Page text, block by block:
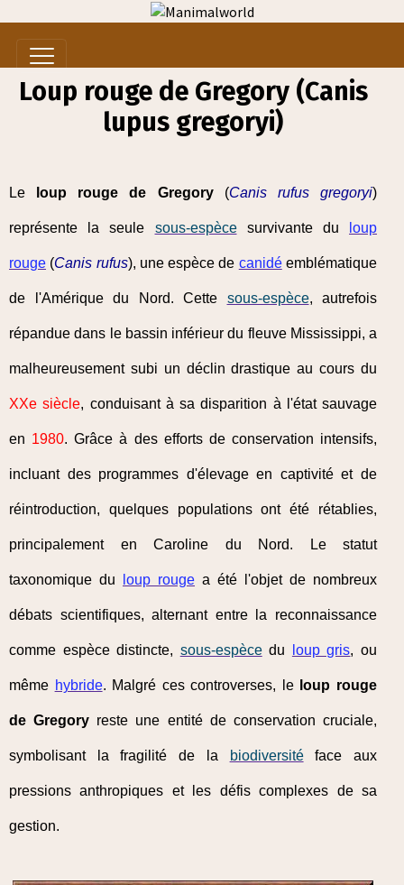
Loup rouge de Gregory (Canis
lupus gregoryi)
Le loup rouge de Gregory(Canis rufus gregoryi)
représente la seule sous-espècesurvivante du loup
rouge (Canis rufus), une espèce de canidéemblématique
de l'Amérique du Nord. Cette sous-espèce, autrefois
répandue dans le bassin inférieur du fleuve Mississippi, a
malheureusement subi un déclin drastique au cours du
XXe siècle, conduisant à sa disparition à l'état sauvage
en 1980. Grâce à des efforts de conservation intensifs,
incluant des programmes d'élevage en captivité et de
réintroduction, quelques populations ont été rétablies,
principalement en Caroline du Nord. Le statut
taxonomique du loup rouge a été l'objet de nombreux
débats scientifiques, alternant entre la reconnaissance
comme espèce distincte, sous-espècedu loup gris, ou
même hybride. Malgré ces controverses, le loup rouge
de Gregory reste une entité de conservation cruciale,
symbolisant la fragilité de la biodiversitéface aux
pressions anthropiques et les défis complexes de sa
gestion.